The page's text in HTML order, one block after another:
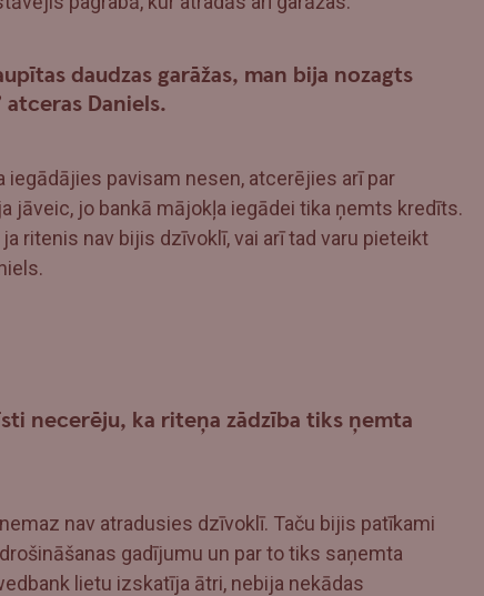
daudzas garāžas, man bija nozagts
Daniels.
pavisam nesen, atcerējies arī par
jāveic, jo bankā mājokļa iegādei tika ņemts kredīts.
ritenis nav bijis dzīvoklī, vai arī tad varu pieteikt
necerēju, ka riteņa zādzība tiks ņemta
nav atradusies dzīvoklī. Taču bijis patīkami
gadījumu un par to tiks saņemta
lietu izskatīja ātri, nebija nekādas